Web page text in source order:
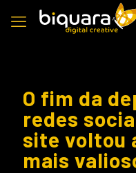
O fim da
redes
site voltou
mais